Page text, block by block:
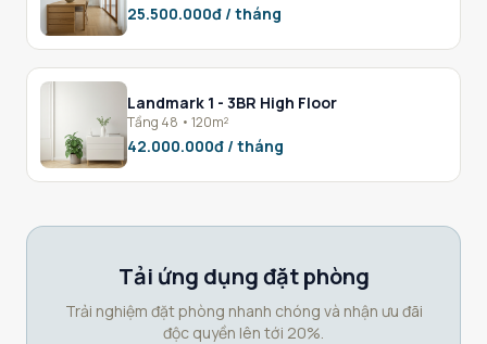
25.500.000đ / tháng
Landmark 1 - 3BR High Floor
Tầng 48 • 120m²
42.000.000đ / tháng
Tải ứng dụng đặt phòng
Trải nghiệm đặt phòng nhanh chóng và nhận ưu đãi
độc quyền lên tới 20%.